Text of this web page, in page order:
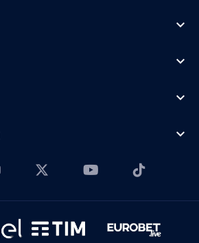
expand_more
expand_more
expand_more
expand_more